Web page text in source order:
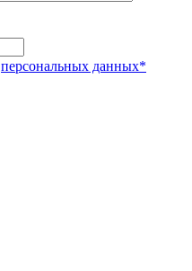
персональных данных*